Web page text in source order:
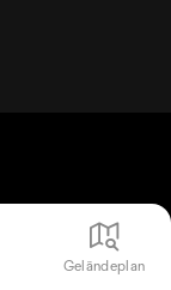
Geländeplan